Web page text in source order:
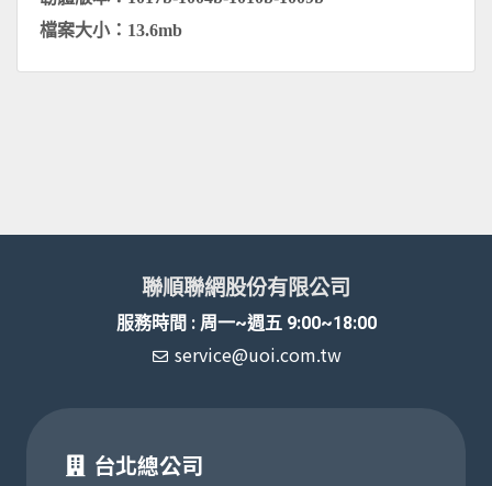
檔案大小：13.6mb
聯順聯網股份有限公司
服務時間 : 周一~週五 9:00~18:00
service@uoi.com.tw
台北總公司